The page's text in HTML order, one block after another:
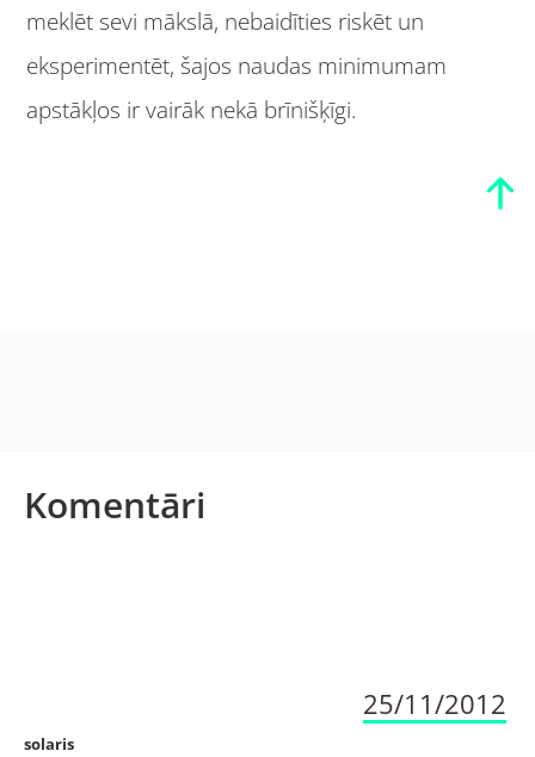
meklēt sevi mākslā, nebaidīties riskēt un
eksperimentēt, šajos naudas minimumam
apstākļos ir vairāk nekā brīnišķīgi.
Komentāri
25/11/2012
solaris